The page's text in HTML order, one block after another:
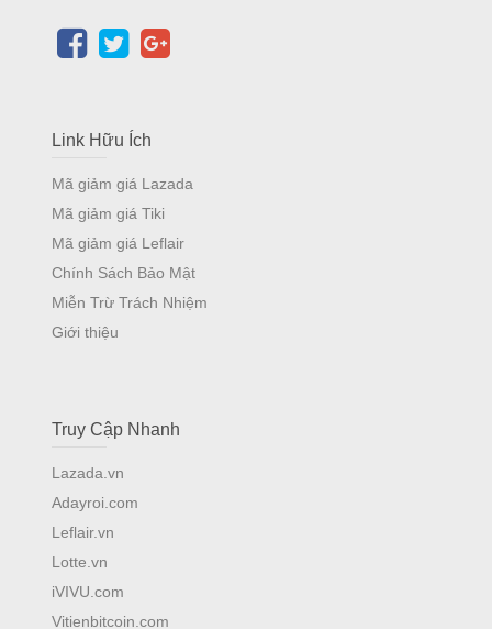
Link Hữu Ích
Mã giảm giá Lazada
Mã giảm giá Tiki
Mã giảm giá Leflair
Chính Sách Bảo Mật
Miễn Trừ Trách Nhiệm
Giới thiệu
Truy Cập Nhanh
Lazada.vn
Adayroi.com
Leflair.vn
Lotte.vn
iVIVU.com
Vitienbitcoin.com